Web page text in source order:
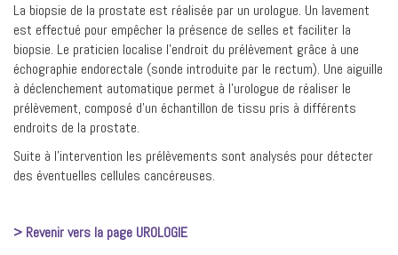
La biopsie de la prostate est réalisée par un urologue. Un lavement
est effectué pour empêcher la présence de selles et faciliter la
biopsie. Le praticien localise l’endroit du prélèvement grâce à une
échographie endorectale (sonde introduite par le rectum). Une aiguille
à déclenchement automatique permet à l’urologue de réaliser le
prélèvement, composé d’un échantillon de tissu pris à différents
endroits de la prostate.
Suite à l’intervention les prélèvements sont analysés pour détecter
des éventuelles cellules cancéreuses.
> Revenir vers la page UROLOGIE